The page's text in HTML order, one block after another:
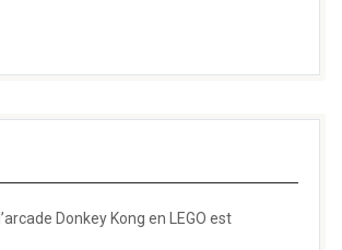
Donkey Kong en LEGO est